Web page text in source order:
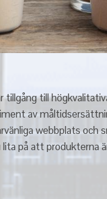
tillgång till
av
webbplats och
på att produkterna